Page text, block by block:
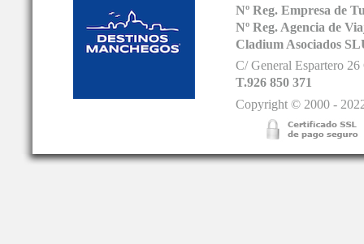
Nº Reg. Empresa de
Nº Reg. Agencia de
Cladium Asociados
C/ General Espartero
T.926 850 371
Copyright © 2000 -